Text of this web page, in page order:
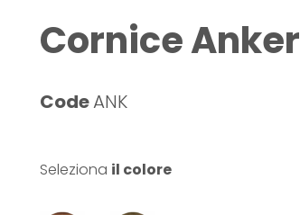
Cornice Anker
CodeANK
Seleziona il colore